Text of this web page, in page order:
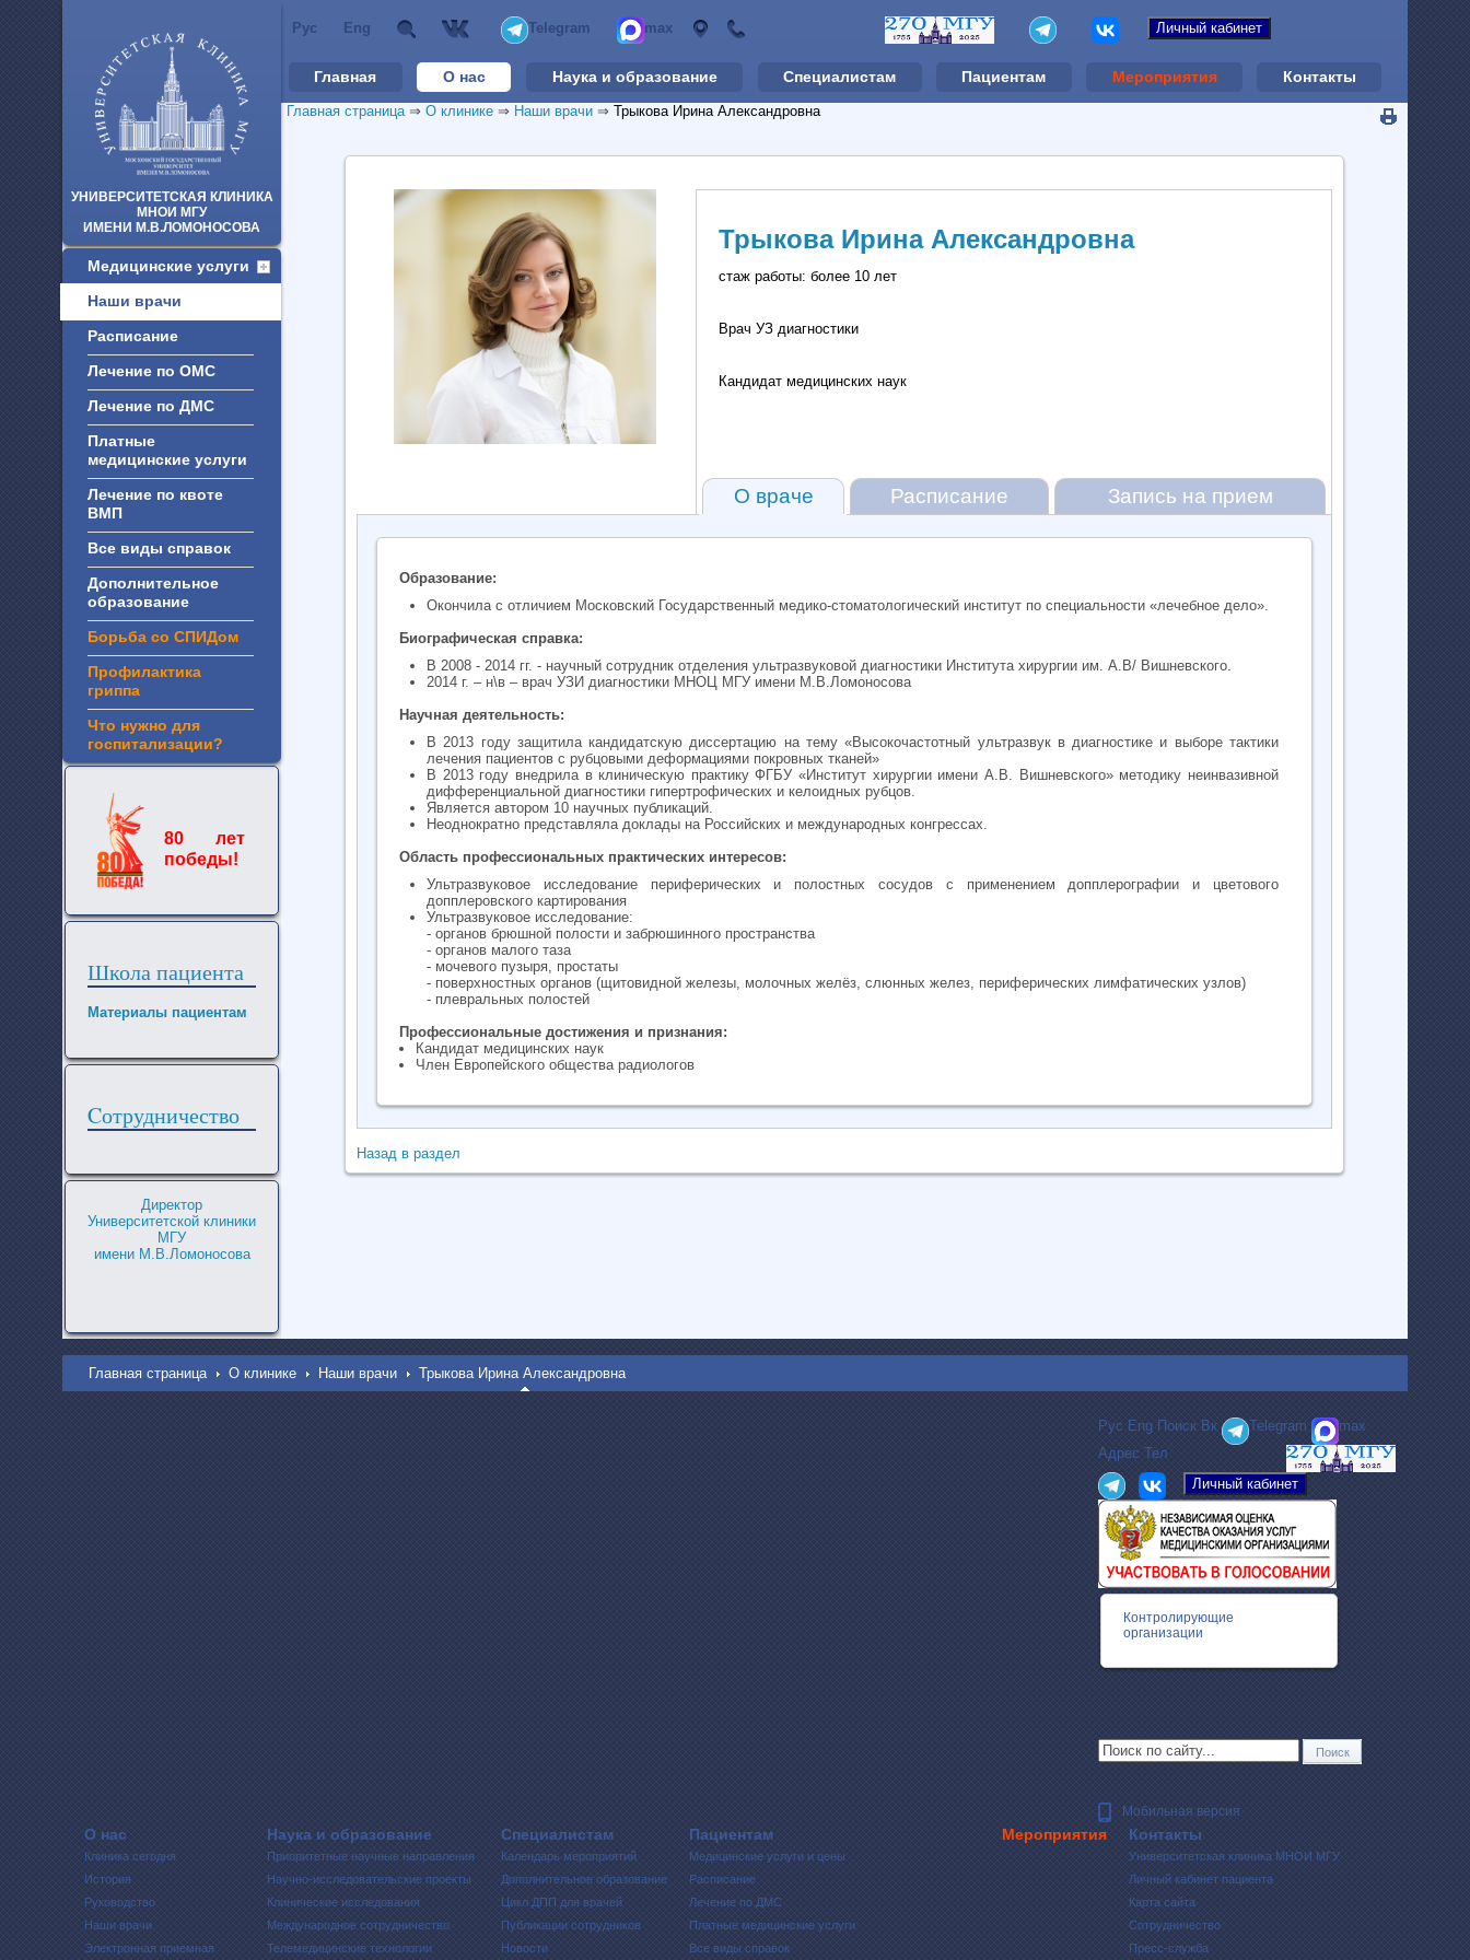
УНИВЕРСИТЕТСКАЯ КЛИНИКА
МНОИ МГУ
ИМЕНИ М.В.ЛОМОНОСОВА
Медицинские услуги
Наши врачи
Расписание
Лечение по ОМС
Лечение по ДМС
Платные
медицинские услуги
Лечение по квоте
ВМП
Все виды справок
Дополнительное
образование
Борьба со СПИДом
Профилактика
гриппа
Что нужно для
госпитализации?
80 лет
победы!
Школа пациента
Материалы пациентам
Cотрудничество
Директор
Университетской клиники
МГУ
имени М.В.Ломоносова
Рус Eng Telegram max
Главная О нас Наука и образование Специалистам Пациентам Мероприятия Контакты
Главная страница⇒ О клинике ⇒ Наши врачи ⇒ Трыкова Ирина Александровна
Трыкова Ирина Александровна
стаж работы: более 10 лет
Врач УЗ диагностики
Кандидат медицинских наук
О враче Расписание Запись на прием
Образование:
Окончила с отличием Московский Государственный медико-стоматологический институт по специальности «лечебное дело».
Биографическая справка:
В 2008 - 2014 гг. - научный сотрудник отделения ультразвуковой диагностики Института хирургии им. А.В/ Вишневского.
2014 г. – н\в – врач УЗИ диагностики МНОЦ МГУ имени М.В.Ломоносова
Научная деятельность:
В 2013 году защитила кандидатскую диссертацию на тему «Высокочастотный ультразвук в диагностике и выборе тактики
лечения пациентов с рубцовыми деформациями покровных тканей»
В 2013 году внедрила в клиническую практику ФГБУ «Институт хирургии имени А.В. Вишневского» методику неинвазивной
дифференциальной диагностики гипертрофических и келоидных рубцов.
Является автором 10 научных публикаций.
Неоднократно представляла доклады на Российских и международных конгрессах.
Область профессиональных практических интересов:
Ультразвуковое исследование периферических и полостных сосудов с применением допплерографии и цветового
допплеровского картирования
Ультразвуковое исследование:
- органов брюшной полости и забрюшинного пространства
- органов малого таза
- мочевого пузыря, простаты
- поверхностных органов (щитовидной железы, молочных желёз, слюнных желез, периферических лимфатических узлов)
- плевральных полостей
Профессиональные достижения и признания:
Кандидат медицинских наук
Член Европейского общества радиологов
Назад в раздел
Главная страница О клинике Наши врачи Трыкова Ирина Александровна
Рус Eng Поиск Вк Telegram
max
Адрес Тел
Контролирующие
организации
Мобильная версия
О нас
Клиника сегодня
История
Руководство
Наши врачи
Электронная приемная
Наука и образование
Приоритетные научные направления
Научно-исследовательские проекты
Клинические исследования
Международное сотрудничество
Телемедицинские технологии
Специалистам
Календарь мероприятий
Дополнительное образование
Цикл ДПП для врачей
Публикации сотрудников
Новости
Пациентам
Медицинские услуги и цены
Расписание
Лечение по ДМС
Платные медицинские услуги
Все виды справок
Мероприятия Контакты
Университетская клиника МНОИ МГУ
Личный кабинет пациента
Карта сайта
Сотрудничество
Пресс-служба